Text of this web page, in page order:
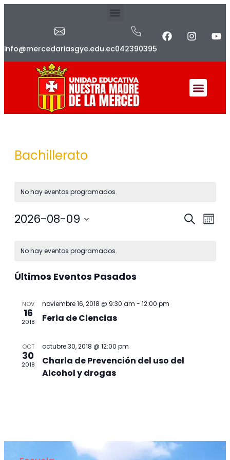
info@mercedariasgye.edu.ec042390395
Bachillerato
No hay eventos programados.
Buscar
Mes
2026-08-09
laCalendario
de
No hay eventos programados.
Últimos Eventos Pasados
NOV
16
2018
noviembre 16, 2018 @ 9:30 am - 12:00 pm
Feria de Ciencias
OCT
30
2018
octubre 30, 2018 @ 12:00 pm
Charla de Prevención del uso del
Alcohol y drogas